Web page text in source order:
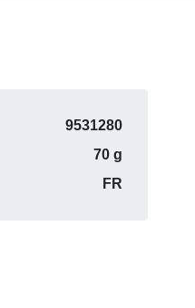
9531280
70 g
FR